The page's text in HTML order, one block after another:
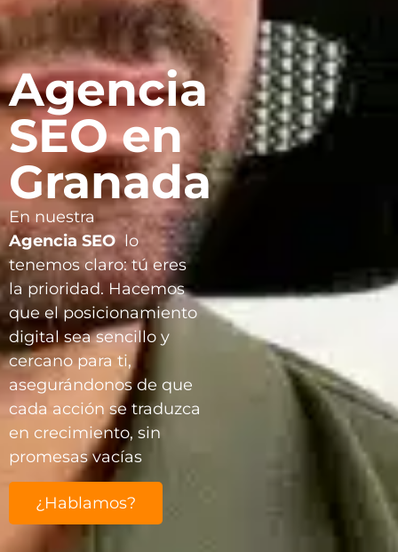
Agencia
SEO en
Granada
En nuestra
Agencia SEOlo
tenemos claro: tú eres
la prioridad. Hacemos
que el posicionamiento
digital sea sencillo y
cercano para ti,
asegurándonos de que
cada acción se traduzca
en crecimiento, sin
promesas vacías
¿Hablamos?